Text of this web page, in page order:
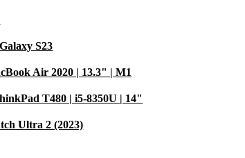
S23
Air 2020 | 13.3" | M1
T480 | i5-8350U | 14"
Ultra 2 (2023)